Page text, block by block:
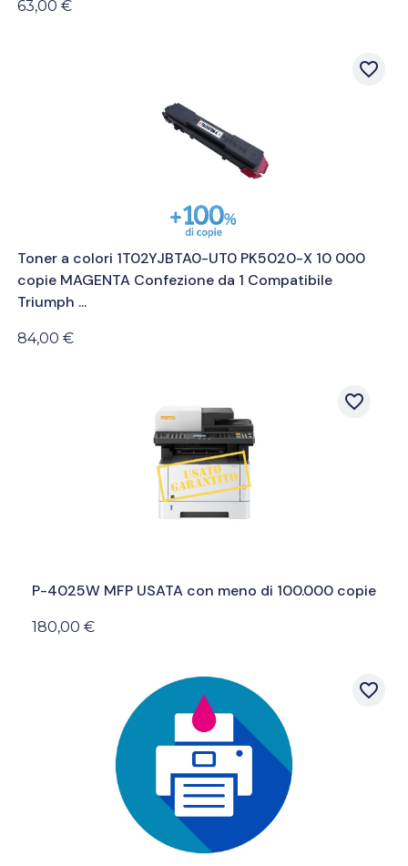
63,00 €
favorite_border
Toner a colori 1T02YJBTA0-UT0 PK5020-X 10 000
copie MAGENTA Confezione da 1 Compatibile
Triumph ...
84,00 €
favorite_border
P-4025W MFP USATA con meno di 100.000 copie
180,00 €
favorite_border